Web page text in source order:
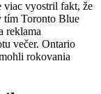
viac vyostril fakt, že
tím Toronto Blue
reklama
večer. Ontario
rokovania